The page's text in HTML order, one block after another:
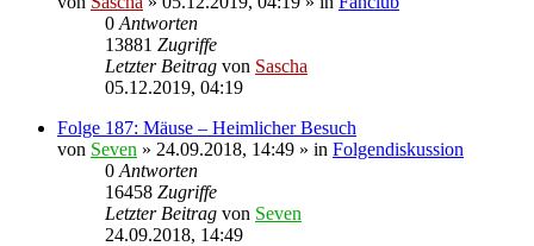
0 Antworten
13881 Zugriffe
Letzter Beitrag von Sascha
05.12.2019, 04:19
Folge 187: Mäuse – Heimlicher Besuch
von Seven » 24.09.2018, 14:49 » in Folgendiskussion
0 Antworten
16458 Zugriffe
Letzter Beitrag von Seven
24.09.2018, 14:49